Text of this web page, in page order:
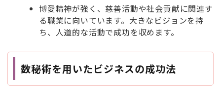
博愛精神が強く、慈善活動や社会貢献に関連す
る職業に向いています。大きなビジョンを持
ち、人道的な活動で成功を収めます。
数秘術を用いたビジネスの成功法